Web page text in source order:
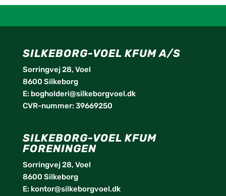
SILKEBORG-VOEL KFUM A/S
Sorringvej 28, Voel
8600 Silkeborg
E: bogholderi@silkeborgvoel.dk
CVR-nummer: 39669250
SILKEBORG-VOEL KFUM
FORENINGEN
Sorringvej 28, Voel
8600 Silkeborg
E: kontor@silkeborgvoel.dk